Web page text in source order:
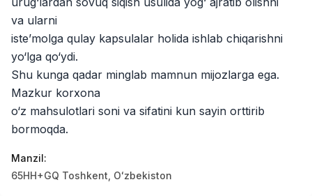
Uyda
Trade and Retail
Ish o‘rinlari:
M COSMETIC Ish o‘rinlari
RDB GROUP
Manufacturing and Factories
Restaurants and Fast Food
va ularni
iste’molga qulay kapsulalar holida ishlab chiqarishni
yo‘lga qo‘ydi.
Shu kunga qadar minglab mamnun mijozlarga ega.
Mazkur korxona
o‘z mahsulotlari soni va sifatini kun sayin orttirib
bormoqda.
Manzil:
65HH+GQ Тоshkent, Oʻzbekiston
Vakansiyalar Sohalar